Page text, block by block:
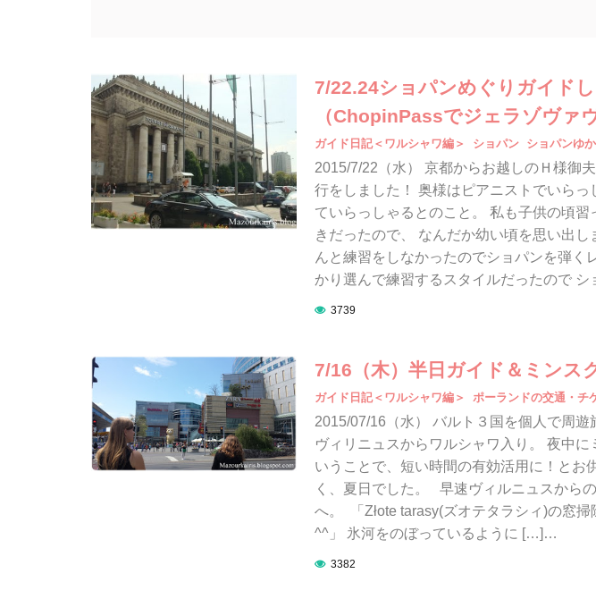
7/22.24ショパンめぐりガイドし
（ChopinPassでジェラゾヴァ
ガイド日記＜ワルシャワ編＞ ショパン ショパンゆ
2015/7/22（水） 京都からお越しのＨ様御
行をしました！ 奥様はピアニストでいらっ
ていらっしゃるとのこと。 私も子供の頃
きだったので、 なんだか幼い頃を思い出
んと練習をしなかったのでショパンを弾く
かり選んで練習するスタイルだったので
3739
7/16（木）半日ガイド＆ミンス
ガイド日記＜ワルシャワ編＞ ポーランドの交通・チ
2015/07/16（水） バルト３国を個人で周遊
ヴィリニュスからワルシャワ入り。 夜中に
いうことで、短い時間の有効活用に！とお
く、夏日でした。 早速ヴィルニュスから
へ。 「Złote tarasy(ズオテタラシィ)の窓
^^」 氷河をのぼっているように […]…
3382